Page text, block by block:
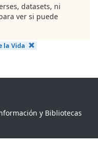
datasets, ni
ver si puede
la Vida
y Bibliotecas